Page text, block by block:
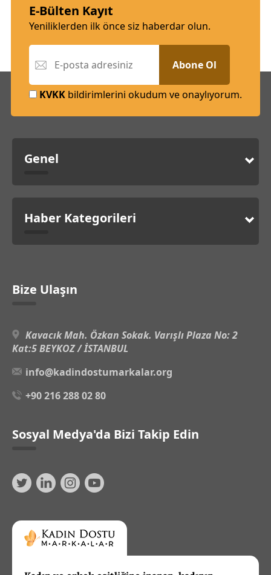
E-Bülten Kayıt
Yeniliklerden ilk önce siz haberdar olun.
Abone Ol
KVKK bildirimlerini okudum ve onaylıyorum.
Genel
Haber Kategorileri
Bize Ulaşın
Kavacık Mah. Özkan Sokak. Varışlı Plaza No: 2
Kat:5 BEYKOZ / İSTANBUL
info@kadindostumarkalar.org
+90 216 288 02 80
Sosyal Medya'da Bizi Takip Edin